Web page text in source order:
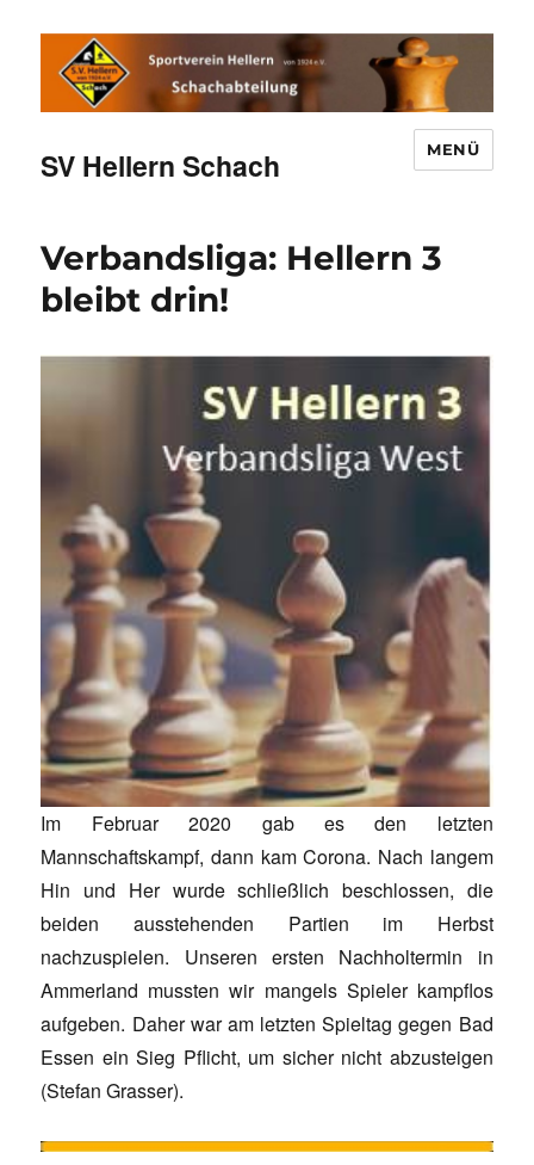
SV Hellern Schach MENÜ
Verbandsliga: Hellern 3
bleibt drin!
Im Februar 2020 gab es den letzten
Mannschaftskampf, dann kam Corona. Nach langem
Hin und Her wurde schließlich beschlossen, die
beiden ausstehenden Partien im Herbst
nachzuspielen. Unseren ersten Nachholtermin in
Ammerland mussten wir mangels Spieler kampflos
aufgeben. Daher war am letzten Spieltag gegen Bad
Essen ein Sieg Pflicht, um sicher nicht abzusteigen
(Stefan Grasser).